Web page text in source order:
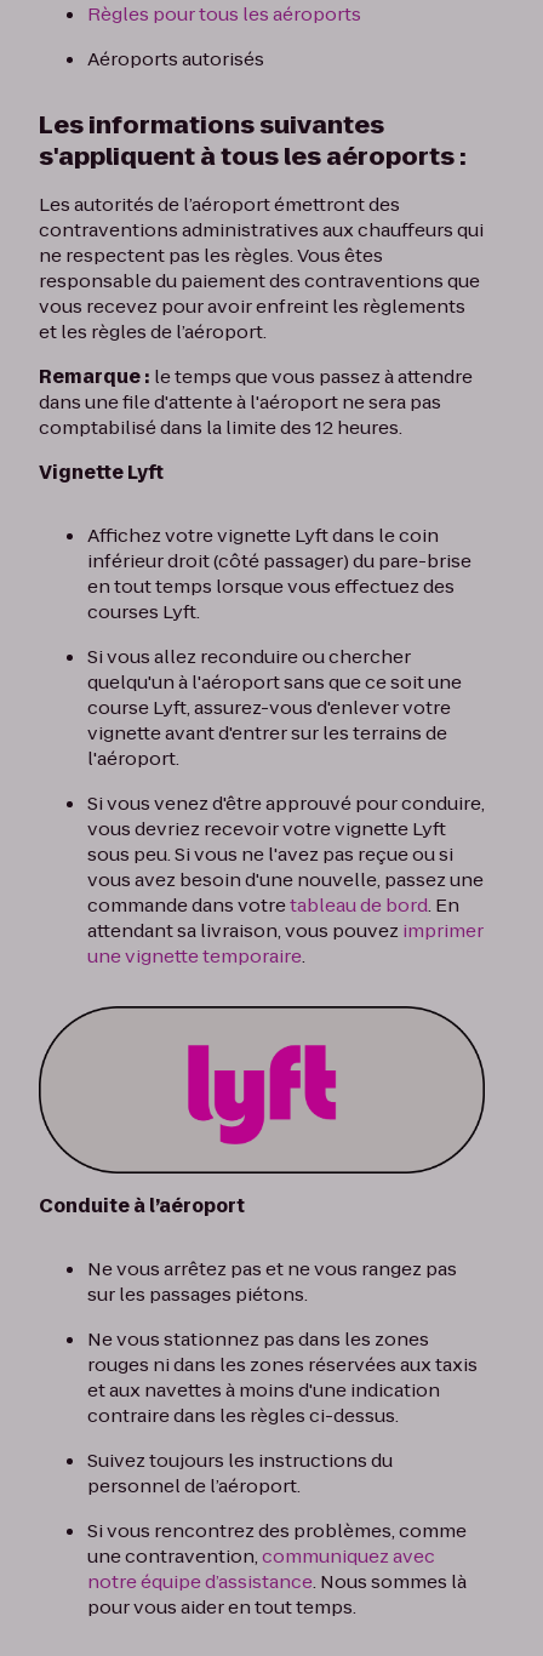
Règles pour tous les aéroports
Aéroports autorisés
Les informations suivantes
s'appliquent à tous les aéroports :
Les autorités de l’aéroport émettront des
contraventions administratives aux chauffeurs qui
ne respectent pas les règles. Vous êtes
responsable du paiement des contraventions que
vous recevez pour avoir enfreint les règlements
et les règles de l’aéroport.
Remarque : le temps que vous passez à attendre
dans une file d'attente à l'aéroport ne sera pas
comptabilisé dans la limite des 12 heures.
Vignette Lyft
Affichez votre vignette Lyft dans le coin
inférieur droit (côté passager) du pare-brise
en tout temps lorsque vous effectuez des
courses Lyft.
Si vous allez reconduire ou chercher
quelqu'un à l'aéroport sans que ce soit une
course Lyft, assurez-vous d'enlever votre
vignette avant d'entrer sur les terrains de
l'aéroport.
Si vous venez d'être approuvé pour conduire,
vous devriez recevoir votre vignette Lyft
sous peu. Si vous ne l'avez pas reçue ou si
vous avez besoin d'une nouvelle, passez une
commande dans votretableau de bord. En
attendant sa livraison, vous pouvez imprimer
une vignette temporaire.
Conduite à l’aéroport
Ne vous arrêtez pas et ne vous rangez pas
sur les passages piétons.
Ne vous stationnez pas dans les zones
rouges ni dans les zones réservées aux taxis
et aux navettes à moins d'une indication
contraire dans les règles ci-dessus.
Suivez toujours les instructions du
personnel de l’aéroport.
Si vous rencontrez des problèmes, comme
une contravention,communiquez avec
notre équipe d’assistance. Nous sommes là
pour vous aider en tout temps.